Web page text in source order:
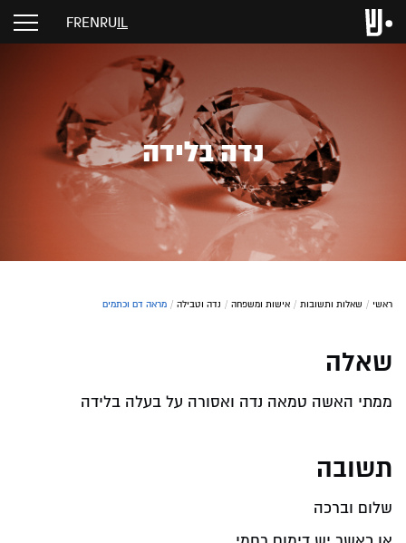
IL
RU
EN
FR
נדה בלידה
ראשי / שאלות ותשובות / אישות ומשפחה / נדה וטבילה / מראה דם וכתמים
שאלה
ממתי האשה טמאה נדה ואסורה על בעלה בלידה
תשובה
שלום וברכה